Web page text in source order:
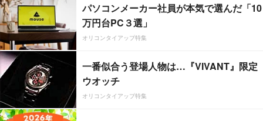
パソコンメーカー社員が本気で選んだ「10
万円台PC３選」
オリコンタイアップ特集
一番似合う登場人物は…『VIVANT』限定
ウオッチ
オリコンタイアップ特集